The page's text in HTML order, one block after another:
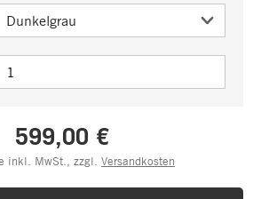
599,00 €
inkl. MwSt., zzgl. Versandkosten